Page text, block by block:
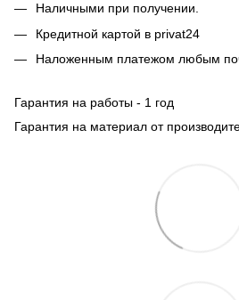
Наличными при получении.
Кредитной картой в privat24
Наложенным платежом любым
Гарантия на работы - 1 год
Гарантия на материал от